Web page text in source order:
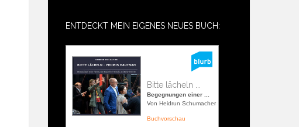
ENTDECKT MEIN EIGENES NEUES BUCH:
Bitte lächeln ...
Begegnungen einer ...
Von Heidrun Schumacher
Buchvorschau